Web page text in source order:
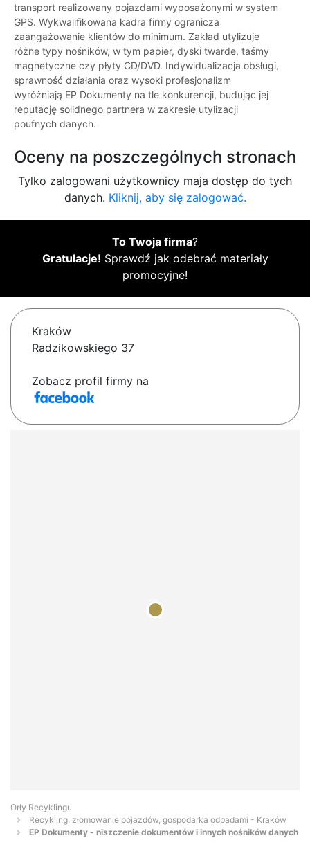
transport realizowany pojazdami wyposażonymi w system
GPS. Wykwalifikowana kadra firmy ogranicza
zaangażowanie klientów do minimum. Zakład utylizuje
różne typy nośników, w tym papier, dyski twarde, taśmy
magnetyczne czy płyty CD/DVD. Indywidualizacja obsługi,
sprawność działania oraz wysoki profesjonalizm
wyróżniają EP Dokumenty na tle konkurencji, budując jej
reputację solidnego partnera w zakresie utylizacji
poufnych danych.
Oceny na poszczególnych stronach
Tylko zalogowani użytkownicy maja dostęp do tych
danych. Kliknij, aby się zalogować.
To Twoja firma?
Gratulacje! Sprawdź jak odebrać materiały
promocyjne!
Kraków
Radzikowskiego 37
Zobacz profil firmy na
Orły Recyklingu
Recykling, złomowanie pojazdów, gospodarka odpadami - Kraków
EP Dokumenty - niszczenie dokumentów i innych nośników danych